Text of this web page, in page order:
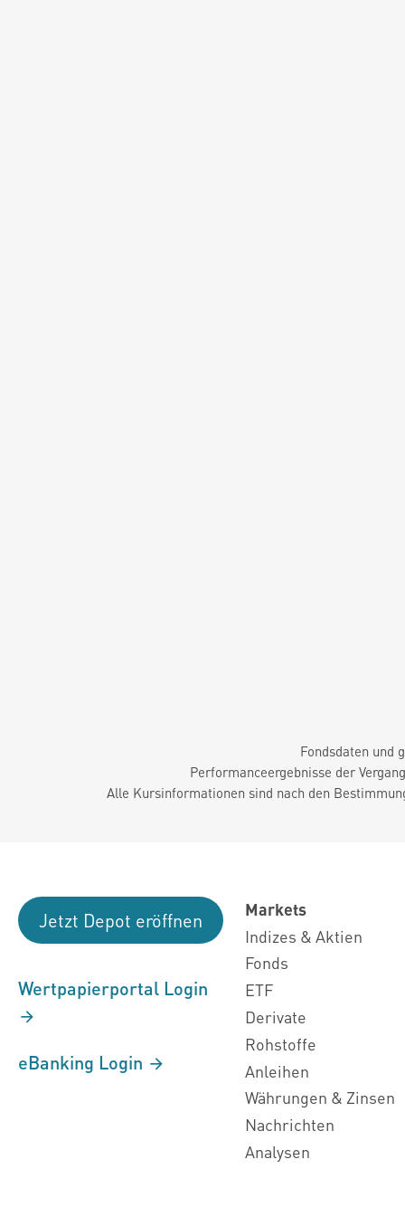
Fondsdaten und
Performanceergebnisse der
Alle Kursinformationen sind nach den
Jetzt Depot eröffnen
Wertpapierportal Login
eBanking Login
Markets
Indizes & Aktien
Fonds
ETF
Derivate
Rohstoffe
Anleihen
Währungen & Zinsen
Nachrichten
Analysen